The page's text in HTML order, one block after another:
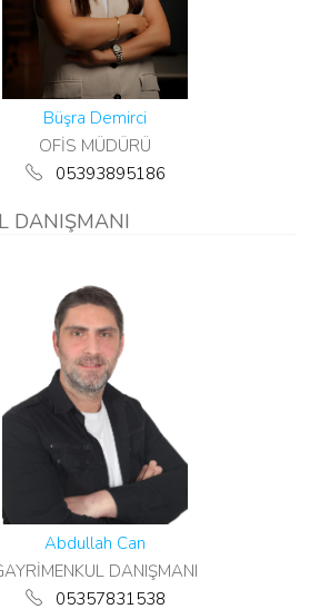
Büşra Demirci
OFİS MÜDÜRÜ
05393895186
DANIŞMANI
Abdullah Can
DANIŞMANI
05357831538